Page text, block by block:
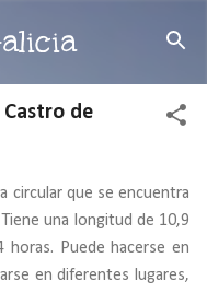
Castro de
circular que se encuentra
una longitud de 10,9
horas. Puede hacerse en
en diferentes lugares,